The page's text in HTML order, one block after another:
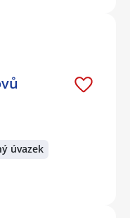
úvazek